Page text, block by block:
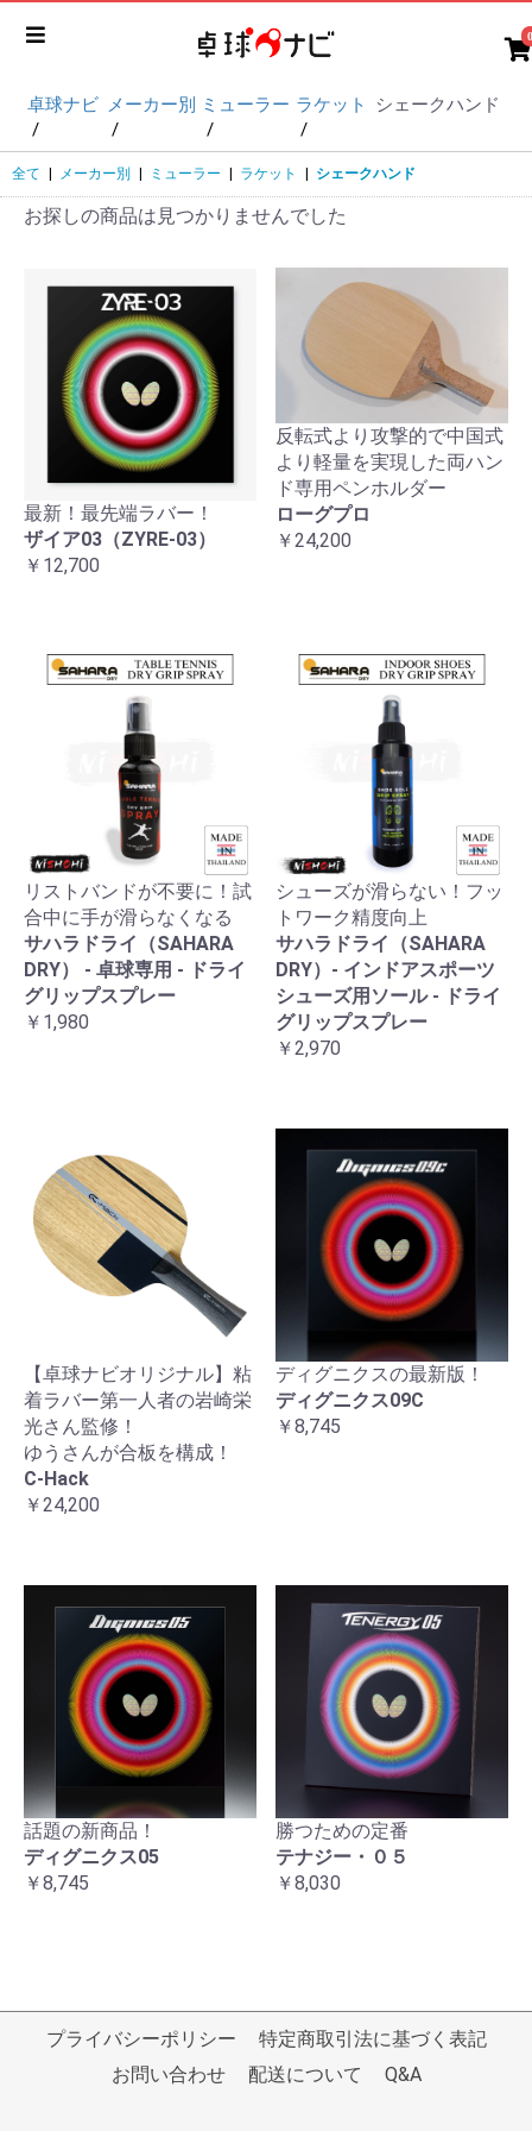
0
卓球ナビ メーカー別 ミューラー ラケット シェークハンド
全て メーカー別 ミューラー ラケット シェークハンド
お探しの商品は見つかりませんでした
最新！最先端ラバー！
ザイア03（ZYRE-03）
￥12,700
反転式より攻撃的で中国式
より軽量を実現した両ハン
ド専用ペンホルダー
ローグプロ
￥24,200
リストバンドが不要に！試
合中に手が滑らなくなる
サハラドライ（SAHARA
DRY） - 卓球専用 - ドライ
グリップスプレー
￥1,980
シューズが滑らない！フッ
トワーク精度向上
サハラドライ（SAHARA
DRY）- インドアスポーツ
シューズ用ソール - ドライ
グリップスプレー
￥2,970
【卓球ナビオリジナル】粘
着ラバー第一人者の岩崎栄
光さん監修！
ゆうさんが合板を構成！
C-Hack
￥24,200
ディグニクスの最新版！
ディグニクス09C
￥8,745
話題の新商品！
ディグニクス05
￥8,745
勝つための定番
テナジー・０５
￥8,030
プライバシーポリシー
特定商取引法に基づく表記
お問い合わせ
配送について Q&A